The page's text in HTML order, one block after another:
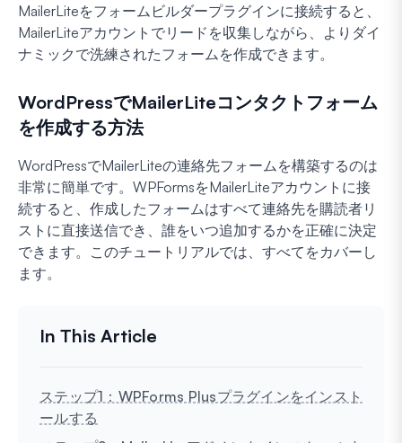
MailerLiteをフォームビルダープラグインに接続すると、
MailerLiteアカウントでリードを収集しながら、よりダイ
ナミックで洗練されたフォームを作成できます。
WordPressでMailerLiteコンタクトフォーム
を作成する方法
WordPressでMailerLiteの連絡先フォームを構築するのは
非常に簡単です。WPFormsをMailerLiteアカウントに接
続すると、作成したフォームはすべて連絡先を購読者リ
ストに直接送信でき、誰をいつ追加するかを正確に決定
できます。このチュートリアルでは、すべてをカバーし
ます。
ステップ1：WPForms Plusプラグインをインスト
ールする